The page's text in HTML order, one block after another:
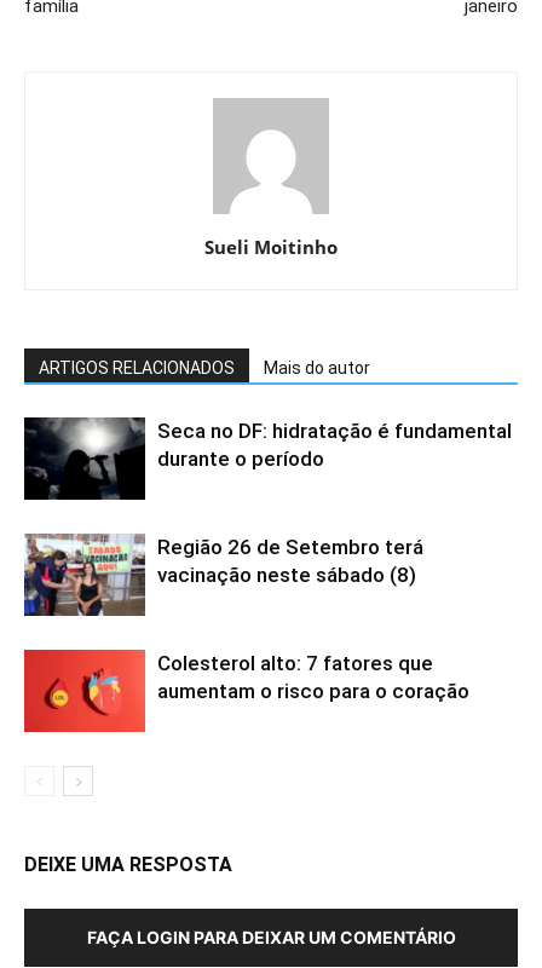
família janeiro
Sueli Moitinho
ARTIGOS RELACIONADOS Mais do autor
Seca no DF: hidratação é fundamental
durante o período
Região 26 de Setembro terá
vacinação neste sábado (8)
Colesterol alto: 7 fatores que
aumentam o risco para o coração
DEIXE UMA RESPOSTA
FAÇA LOGIN PARA DEIXAR UM COMENTÁRIO